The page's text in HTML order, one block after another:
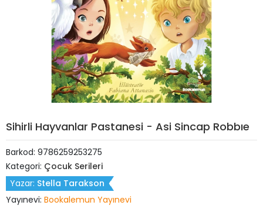
Sihirli Hayvanlar Pastanesi - Asi Sincap Robbıe
Barkod: 9786259253275
Kategori: Çocuk Serileri
Yazar: Stella Tarakson
Yayınevi: Bookalemun Yayınevi